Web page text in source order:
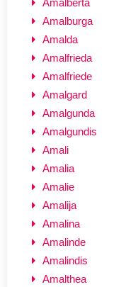
Amalberta
Amalburga
Amalda
Amalfrieda
Amalfriede
Amalgard
Amalgunda
Amalgundis
Amali
Amalia
Amalie
Amalija
Amalina
Amalinde
Amalindis
Amalthea